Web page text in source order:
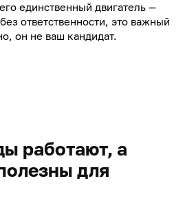
единственный двигатель —
ответственности, это важный
он не ваш кандидат.
работают, а
для